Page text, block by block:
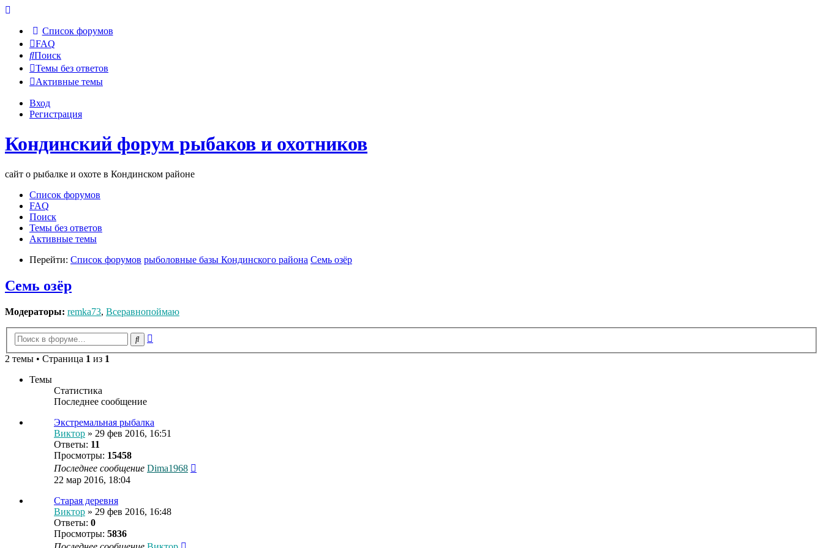
Список форумов
FAQ
Поиск
Темы без ответов
Активные темы
Вход
Регистрация
Кондинский форум рыбаков и охотников
сайт о рыбалке и охоте в Кондинском районе
Список форумов
FAQ
Поиск
Темы без ответов
Активные темы
Перейти: Список форумов рыболовные базы Кондинского района Семь озёр
Семь озёр
Модераторы: remka73, Всеравнопоймаю
Поиск
2 темы • Страница 1 из 1
Темы
Статистика
Последнее сообщение
Экстремальная рыбалка
Виктор » 29 фев 2016, 16:51
Ответы: 11
Просмотры: 15458
Последнее сообщение Dima1968
22 мар 2016, 18:04
Старая деревня
Виктор » 29 фев 2016, 16:48
Ответы: 0
Просмотры: 5836